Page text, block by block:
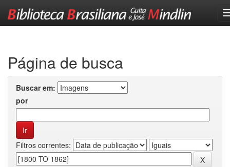
Página de busca
Buscar em:
por
Filtros correntes: